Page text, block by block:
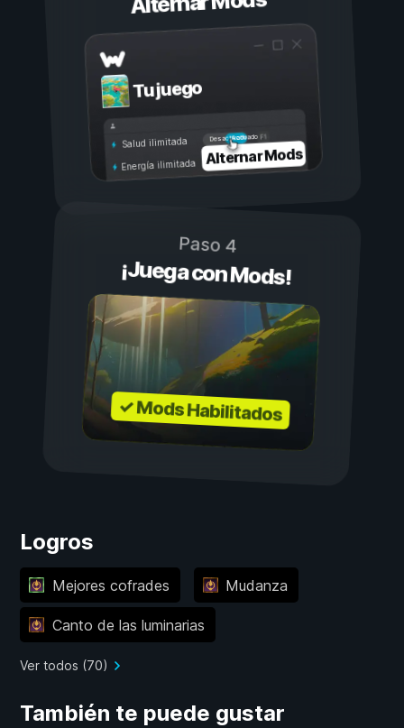
Tu juego
Activado
Desactivado
Salud ilimitada
Energía ilimitada Alternar Mods
Paso 4
¡Juega con Mods!
✓ Mods Habilitados
Logros
Mejores cofrades Mudanza
Canto de las luminarias
Ver todos (70)
También te puede gustar